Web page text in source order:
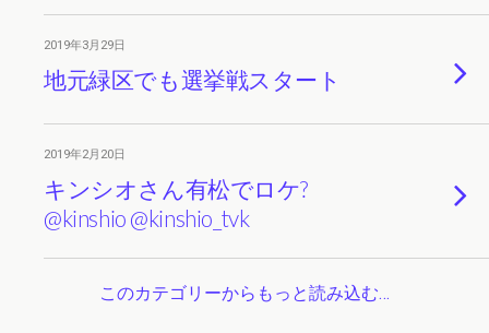
2019年3月29日
地元緑区でも選挙戦スタート
2019年2月20日
キンシオさん有松でロケ?
@kinshio @kinshio_tvk
このカテゴリーからもっと読み込む…